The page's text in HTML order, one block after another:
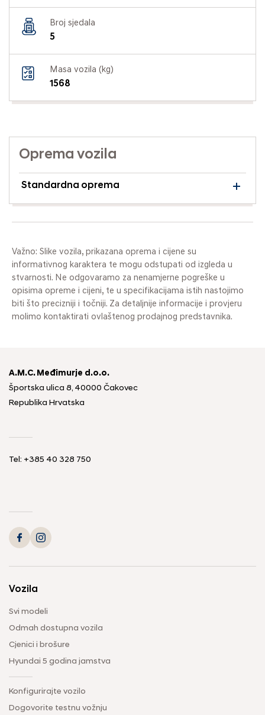
Broj sjedala
5
Masa vozila (kg)
1568
Oprema vozila
Standardna oprema
Važno: Slike vozila, prikazana oprema i cijene su
informativnog karaktera te mogu odstupati od izgleda u
stvarnosti. Ne odgovaramo za nenamjerne pogreške u
opisima opreme i cijeni, te u specifikacijama istih nastojimo
biti što precizniji i točniji. Za detaljnije informacije i provjeru
molimo kontaktirati ovlaštenog prodajnog predstavnika.
A.M.C. Međimurje d.o.o.
Športska ulica 8, 40000 Čakovec
Republika Hrvatska
Tel: +385 40 328 750
Vozila
Svi modeli
Odmah dostupna vozila
Cjenici i brošure
Hyundai 5 godina jamstva
Konfigurirajte vozilo
Dogovorite testnu vožnju